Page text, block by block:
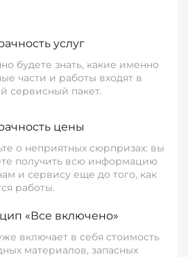
услуг
будете знать, какие именно
части и работы входят в
сервисный пакет.
цены
о неприятных сюрпризах: вы
получить всю информацию
и сервису еще до того, как
работы.
«Все включено»
включает в себя стоимость
материалов, запасных